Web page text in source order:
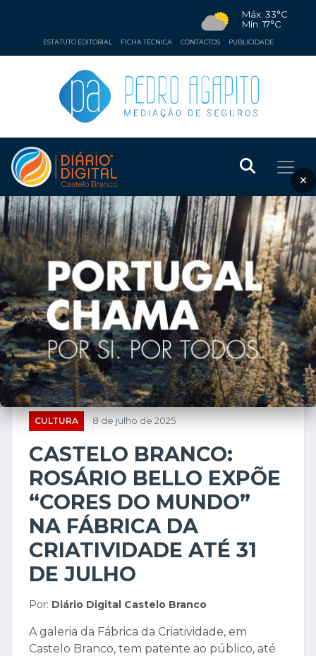
Máx: 33°C
Mín: 17°C
ESTATUTO EDITORIAL FICHA TÉCNICA CONTACTOS PUBLICIDADE
×
CULTURA 8 de julho de 2025
CASTELO BRANCO:
ROSÁRIO BELLO EXPÕE
“CORES DO MUNDO”
NA FÁBRICA DA
CRIATIVIDADE ATÉ 31
DE JULHO
Por: Diário Digital Castelo Branco
A galeria da Fábrica da Criatividade, em
Castelo Branco, tem patente ao público, até